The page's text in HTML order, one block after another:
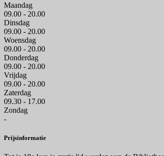
Maandag
09.00 - 20.00
Dinsdag
09.00 - 20.00
Woensdag
09.00 - 20.00
Donderdag
09.00 - 20.00
Vrijdag
09.00 - 20.00
Zaterdag
09.30 - 17.00
Zondag
-
Prijsinformatie